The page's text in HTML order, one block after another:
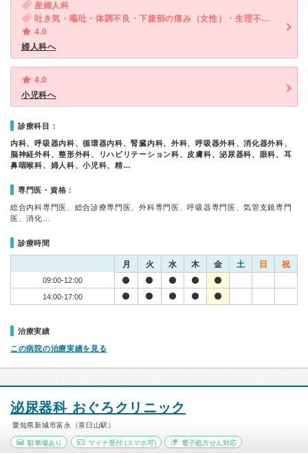
産婦人科
吐き気・嘔吐・体調不良・下腹部の痛み（女性）・生理不順（女性）・不性器出血（女性）
4.0
婦人科へ
4.0
小児科へ
診療科目：
内科、呼吸器内科、循環器内科、腎臓内科、外科、呼吸器外科、消化器外科、
脳神経外科、整形外科、リハビリテーション科、皮膚科、泌尿器科、眼科、耳
鼻咽喉科、婦人科、小児科、精…
専門医・資格：
総合内科専門医、総合診療専門医、外科専門医、呼吸器専門医、気管支鏡専門
医、消化…
診療時間
月 火 水 木 金 土 日 祝
09:00-12:00
14:00-17:00
治療実績
この病院の治療実績を見る
泌尿器科 おぐろクリニック
愛知県新城市富永（茶臼山駅）
駐車場あり マイナ受付(スマホ可) 電子処方せん対応